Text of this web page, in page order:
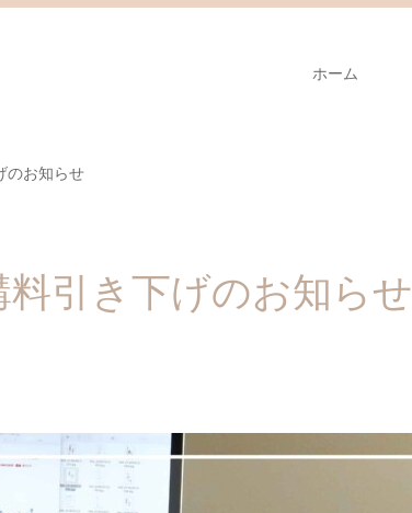
ホーム
のお知らせ
引き下げのお知らせ